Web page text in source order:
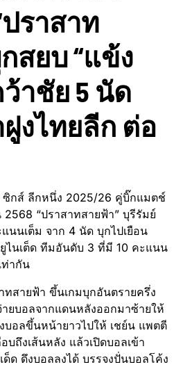
ปราสาท
สยบ “แข้ง
ว้าชัย 5 นัด
งไทยลีก ต่อ
ซิกส์ ลีกหนึ่ง 2025/26 คู่บิ๊กแมตช์
“ปราสาทสายฟ้า” บุรีรัมย์
นนเต็ม จาก 4 นัด บุกไปเยือน
ไนเต็ด ทีมอันดับ 3 ที่มี 10 คะแนน
ท่ากัน
สายฟ้า ขึ้นเกมบุกอันตรายครึ่ง
ยบอลจากแดนหลังออกมาซ้ายให้
อลขึ้นหน้ายาวไปให้ เชย์น แพตตี
บถึงเส้นหลัง แล้วเปิดบอลเข้า
ด ดึงบอลลงได้ บรรจงปั่นบอลโค้ง